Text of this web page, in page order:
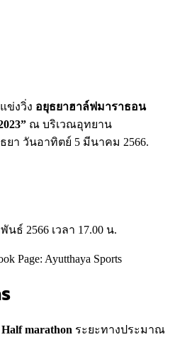
ข่งวิ่ง อยุธยาฮาล์ฟมาราธอน
ณ บริเวณอุทยาน
า วันอาทิตย์ 5 มีนาคม 2566.
ธ์ 2566 เวลา 17.00 น.
Page: Ayutthaya Sports
Half marathon ระยะทางประมาณ